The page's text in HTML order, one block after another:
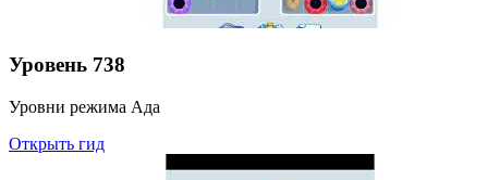
Уровень 738
Уровни режима Ада
Открыть гид